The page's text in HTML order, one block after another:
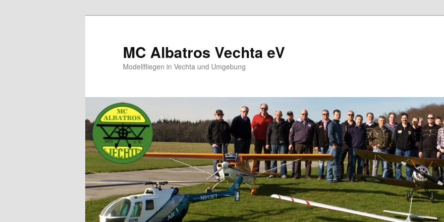
MC Albatros Vechta eV
Modellfliegen in Vechta und Umgebung